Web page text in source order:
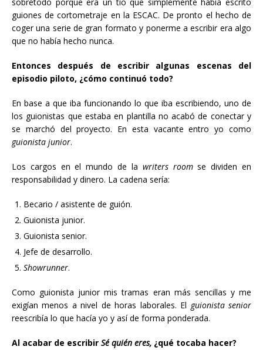
guiones de cortometraje en la ESCAC. De pronto el hecho de
coger una serie de gran formato y ponerme a escribir era algo
que no había hecho nunca.
Entonces después de escribir algunas escenas del
episodio piloto, ¿cómo continuó todo?
En base a que iba funcionando lo que iba escribiendo, uno de
los guionistas que estaba en plantilla no acabó de conectar y
se marchó del proyecto. En esta vacante entro yo como
guionista junior.
Los cargos en el mundo de la writers roomse dividen en
responsabilidad y dinero. La cadena sería:
Becario / asistente de guión.
Guionista junior.
Guionista senior.
Jefe de desarrollo.
Showrunner.
Como guionista junior mis tramas eran más sencillas y me
exigían menos a nivel de horas laborales. El guionista senior
reescribía lo que hacía yo y así de forma ponderada.
Al acabar de escribir Sé quién eres, ¿qué tocaba hacer?